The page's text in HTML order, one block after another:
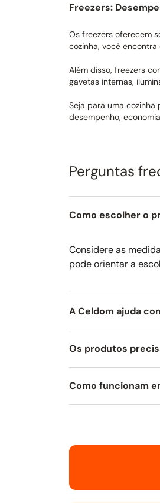
Freezers:
Os freezers oferecem
cozinha, você
Além disso, freezers
gavetas internas,
Seja para uma
desempenho,
Perguntas
Como escolher o
Considere as
pode orientar a
A Celdom ajuda
Os produtos
Como funcionam